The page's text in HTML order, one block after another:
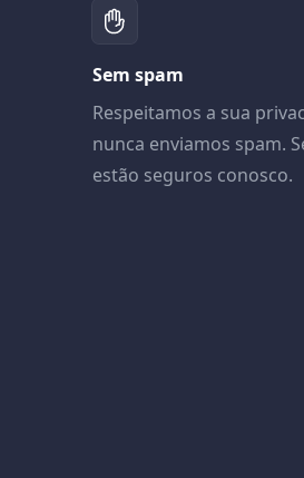
Sem spam
Respeitamos a sua
nunca enviamos spam.
estão seguros conosco.